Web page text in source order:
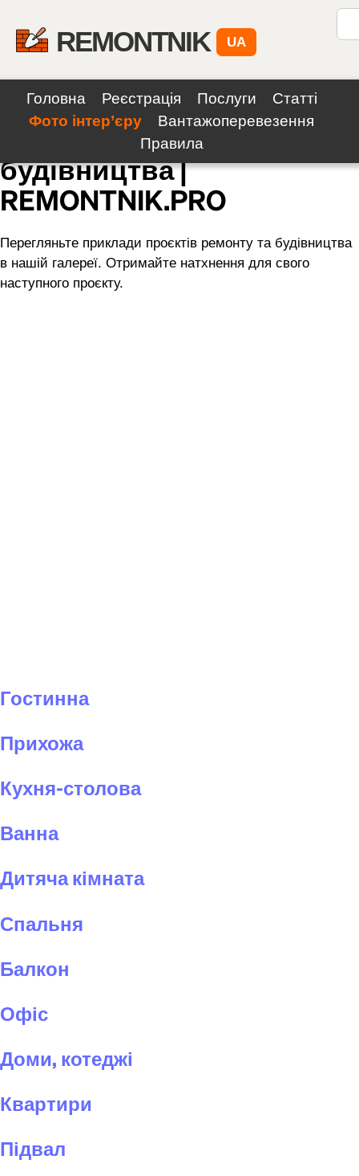
REMONTNIK UA
Головна Реєстрація Послуги
Статті
Фото інтер’єру
Вантажоперевезення
Правила
Галерея ремонту та
будівництва |
REMONTNIK.PRO
Перегляньте приклади проєктів ремонту та будівництва
в нашій галереї. Отримайте натхнення для свого
наступного проєкту.
Гостинна
Прихожа
Кухня-столова
Ванна
Дитяча кімната
Спальня
Балкон
Офіс
Доми, котеджі
Квартири
Підвал